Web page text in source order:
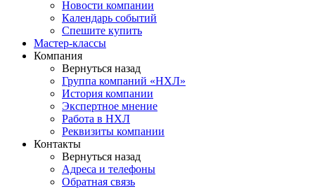
Новости компании
Календарь событий
Спешите купить
Мастер-классы
Компания
Вернуться назад
Группа компаний «НХЛ»
История компании
Экспертное мнение
Работа в НХЛ
Реквизиты компании
Контакты
Вернуться назад
Адреса и телефоны
Обратная связь